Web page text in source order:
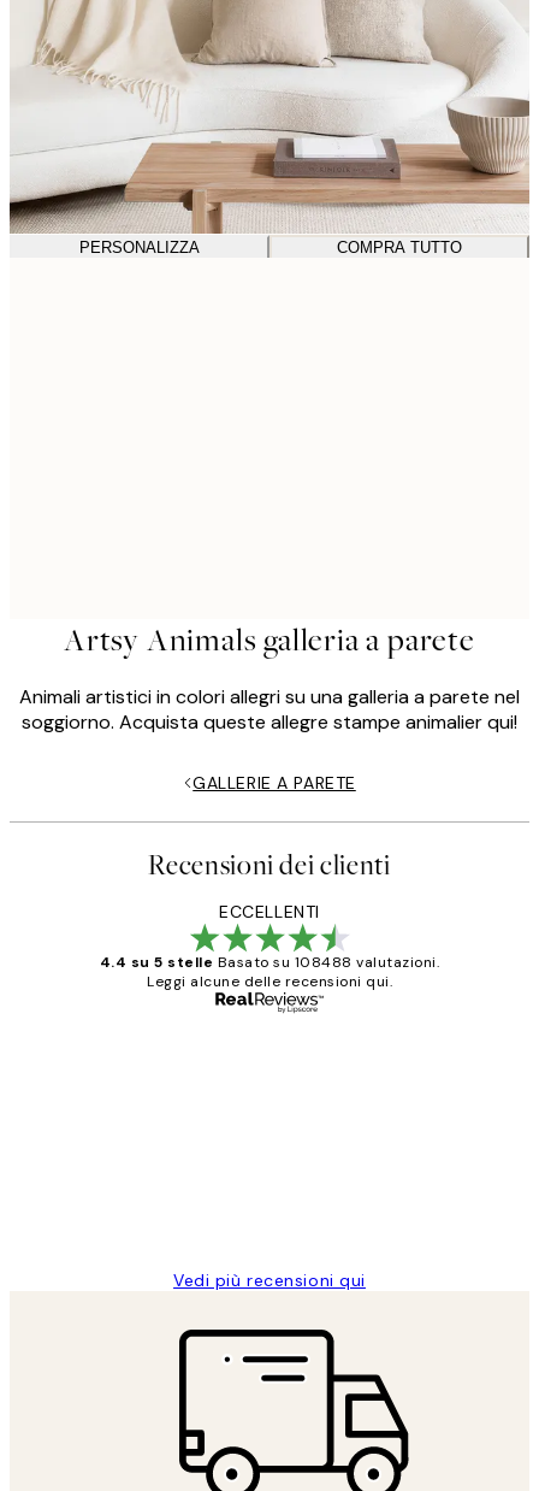
PERSONALIZZA COMPRA TUTTO
Artsy Animals galleria a parete
Animali artistici in colori allegri su una galleria a parete nel
soggiorno. Acquista queste allegre stampe animalier qui!
GALLERIE A PARETE
Recensioni dei clienti
ECCELLENTI
4.4 su 5 stelle Basato su 108488 valutazioni.
Leggi alcune delle recensioni qui.
Vedi più recensioni qui